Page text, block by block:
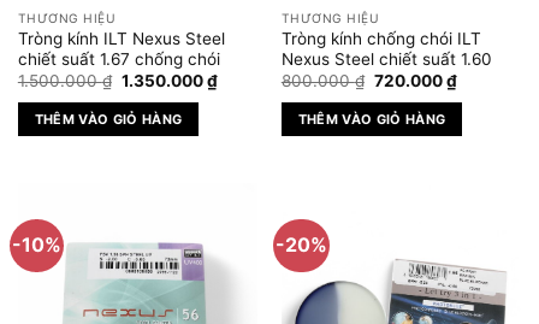
chọn
trên
trang
sản
phẩm
THƯƠNG HIỆU
Tròng kính ILT Nexus Steel
chiết suất 1.67 chống chói
1.500.000₫ Giá
là:
1.500.000 ₫.
1.350.000₫Giá
hiện
1.350.000 ₫.
THÊM VÀO GIỎ HÀNG
THƯƠNG HIỆU
Tròng kính chống chói ILT
Nexus Steel chiết suất 1.60
800.000₫ Giá
là:
800.000 ₫.
720.000₫Giá
hiện
720.000
THÊM VÀO GIỎ HÀNG
-10% -20%